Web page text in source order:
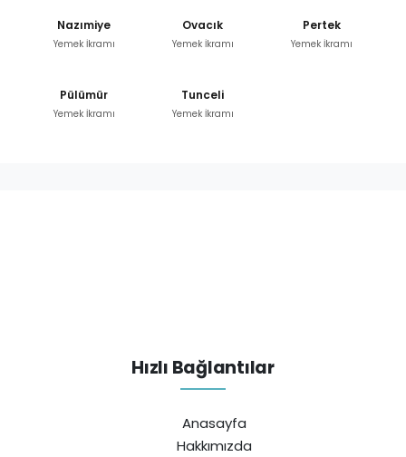
Nazımiye
Yemek İkramı
Ovacık
Yemek İkramı
Pertek
Yemek İkramı
Pülümür
Yemek İkramı
Tunceli
Yemek İkramı
Hızlı Bağlantılar
Anasayfa
Hakkımızda